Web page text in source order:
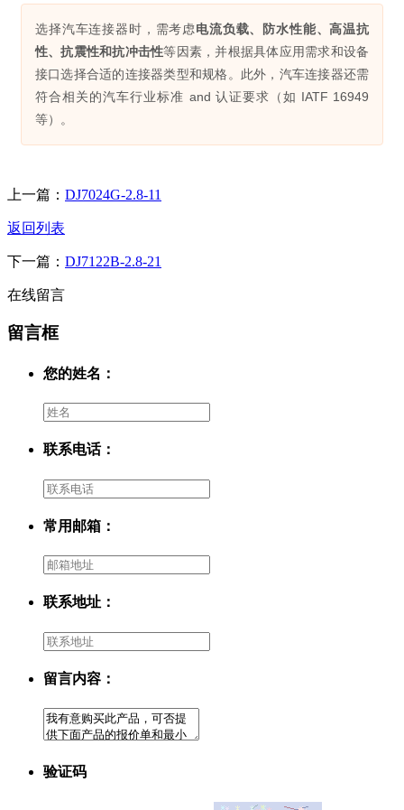
选择汽车连接器时，需考虑电流负载、防水性能、高温抗
性、抗震性和抗冲击性等因素，并根据具体应用需求和设备
接口选择合适的连接器类型和规格。此外，汽车连接器还需
符合相关的汽车行业标准 and 认证要求（如 IATF 16949
等）。
上一篇： DJ7024G-2.8-11
返回列表
下一篇： DJ7122B-2.8-21
在线留言
留言框
您的姓名：
联系电话：
常用邮箱：
联系地址：
留言内容：
验证码